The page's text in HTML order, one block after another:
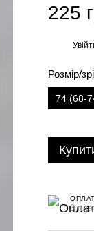
225
Розмір/
74 (68-
3